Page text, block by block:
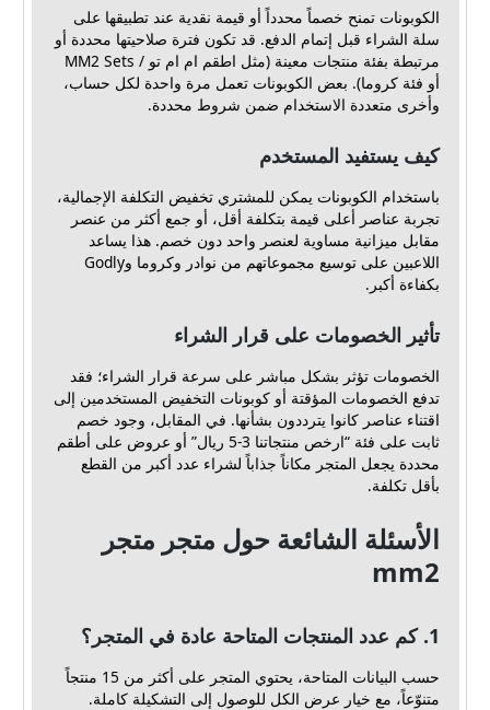
الكوبونات تمنح خصماً محدداً أو قيمة نقدية عند تطبيقها على
سلة الشراء قبل إتمام الدفع. قد تكون فترة صلاحيتها محددة أو
مرتبطة بفئة منتجات معينة (مثل اطقم ام ام تو / MM2 Sets
أو فئة كروما). بعض الكوبونات تعمل مرة واحدة لكل حساب،
وأخرى متعددة الاستخدام ضمن شروط محددة.
كيف يستفيد المستخدم
باستخدام الكوبونات يمكن للمشتري تخفيض التكلفة الإجمالية،
تجربة عناصر أعلى قيمة بتكلفة أقل، أو جمع أكثر من عنصر
مقابل ميزانية مساوية لعنصر واحد دون خصم. هذا يساعد
اللاعبين على توسيع مجموعاتهم من نوادر وكروما وGodly
بكفاءة أكبر.
تأثير الخصومات على قرار الشراء
الخصومات تؤثر بشكل مباشر على سرعة قرار الشراء؛ فقد
تدفع الخصومات المؤقتة أو كوبونات التخفيض المستخدمين إلى
اقتناء عناصر كانوا يترددون بشأنها. في المقابل، وجود خصم
ثابت على فئة “ارخص منتجاتنا 3-5 ريال” أو عروض على أطقم
محددة يجعل المتجر مكاناً جذاباً لشراء عدد أكبر من القطع
بأقل تكلفة.
الأسئلة الشائعة حول متجر متجر
mm2
1. كم عدد المنتجات المتاحة عادة في المتجر؟
حسب البيانات المتاحة، يحتوي المتجر على أكثر من 15 منتجاً
متنوّعاً، مع خيار عرض الكل للوصول إلى التشكيلة كاملة.